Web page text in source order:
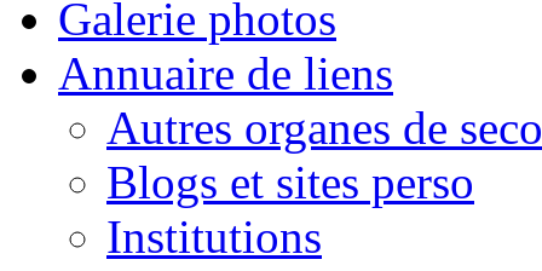
Galerie photos
Annuaire de liens
Autres organes de
Blogs et sites perso
Institutions